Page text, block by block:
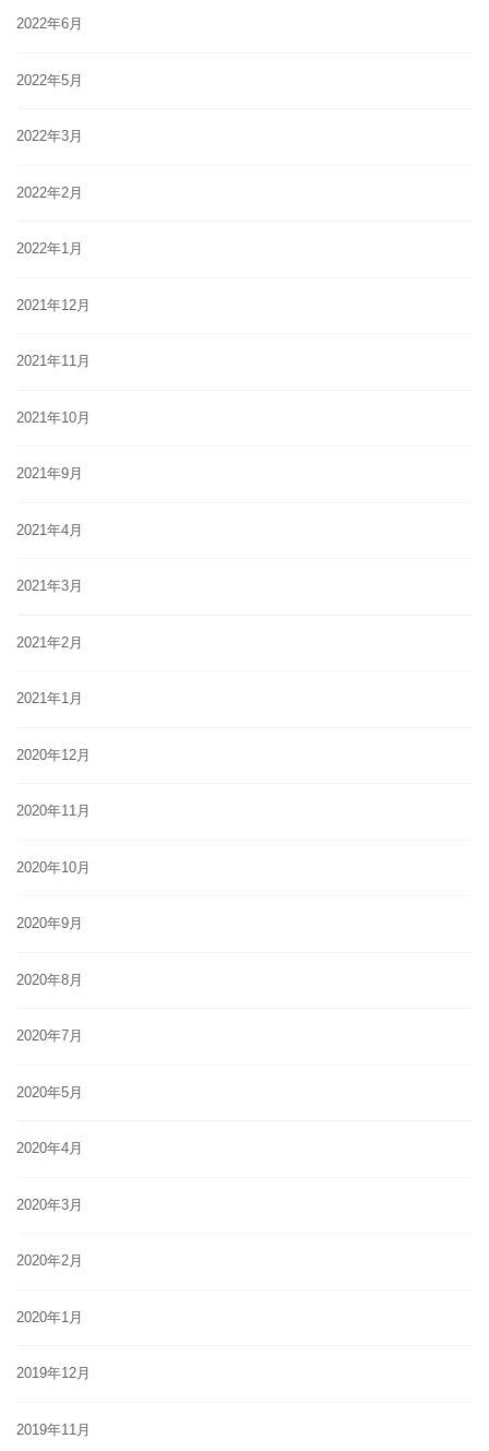
2022年6月
2022年5月
2022年3月
2022年2月
2022年1月
2021年12月
2021年11月
2021年10月
2021年9月
2021年4月
2021年3月
2021年2月
2021年1月
2020年12月
2020年11月
2020年10月
2020年9月
2020年8月
2020年7月
2020年5月
2020年4月
2020年3月
2020年2月
2020年1月
2019年12月
2019年11月